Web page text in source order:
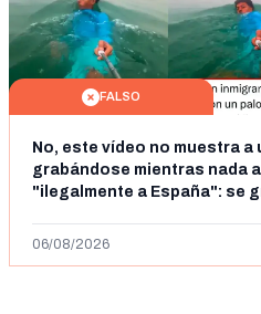
FALSO
No, este vídeo no muestra a
grabándose mientras nada
"ilegalmente a España": se
06/08/2026